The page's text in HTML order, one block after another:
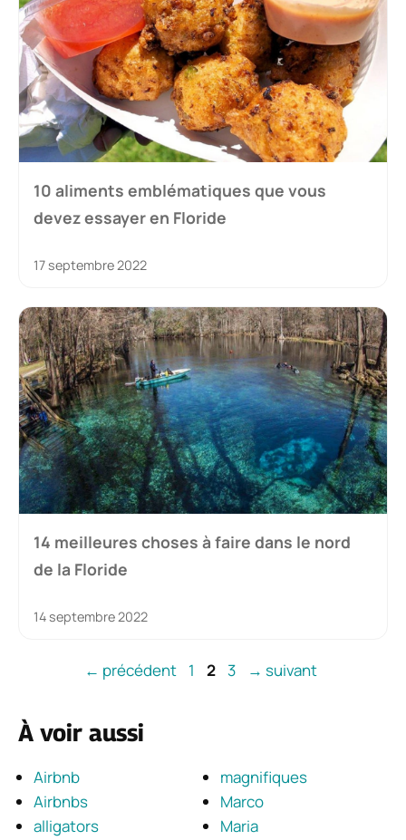
10 aliments emblématiques que vous
devez essayer en Floride
17 septembre 2022
14 meilleures choses à faire dans le nord
de la Floride
14 septembre 2022
← précédent Page
1 Page
2 Page
3 → suivant
À voir aussi
Airbnb
Airbnbs
alligators
magnifiques
Marco
Maria